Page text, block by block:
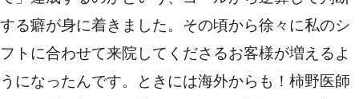
する癖が身に着きました。その頃から徐々に私のシ
フトに合わせて来院してくださるお客様が増えるよ
うになったんです。ときには海外からも！柿野医師